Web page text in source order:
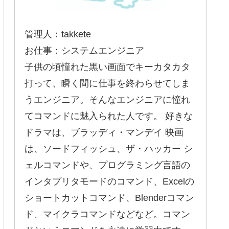
管理人：takkete
お仕事：システムエンジニア
子供の頃憧れた黒い画面でキーカタカタ
打って、瞬く間に仕事を終わらせてしま
うエンジニア。そんなエンジニアに憧れ
てコマンドに魅入られた人です。 好きな
ドラマは、ブラッディ・マンデイ 映画
は、ソードフィッシュ、ザ・ハッカー シ
ェルコマンドや、プログラミング言語の
インタプリタモードのコマンド、Excelの
ショートカットコマンド、Blenderコマン
ド、マイクラコマンドなどなど。コマン